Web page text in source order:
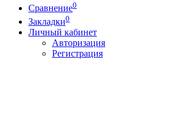
Сравнение0
Закладки0
Личный кабинет
Авторизация
Регистрация